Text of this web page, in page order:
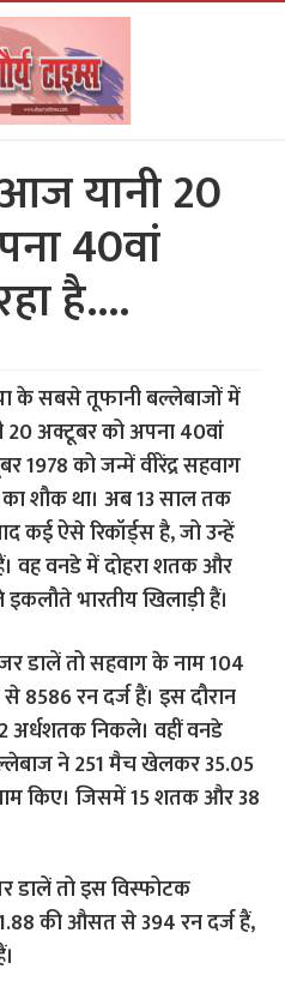
आज यानी 20
40वां
है….
के सबसे तूफानी बल्लेबाजों में
20 अक्टूबर को अपना 40वां
1978 को जन्में वीरेंद्र सहवाग
शौक था। अब 13 साल तक
कई ऐसे रिकॉर्ड्स है, जो उन्हें
वह वनडे में दोहरा शतक और
भारतीय खिलाड़ी हैं।
डालें तो सहवाग के नाम 104
रन दर्ज हैं। इस दौरान
निकले। वहीं वनडे
ने 251 मैच खेलकर 35.05
किए। जिसमें 15 शतक और 38
डालें तो इस विस्फोटक
की औसत से 394 रन दर्ज हैं,